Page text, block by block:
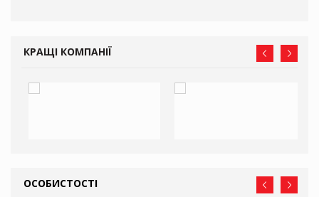
КРАЩІ КОМПАНІЇ
ОСОБИСТОСТІ